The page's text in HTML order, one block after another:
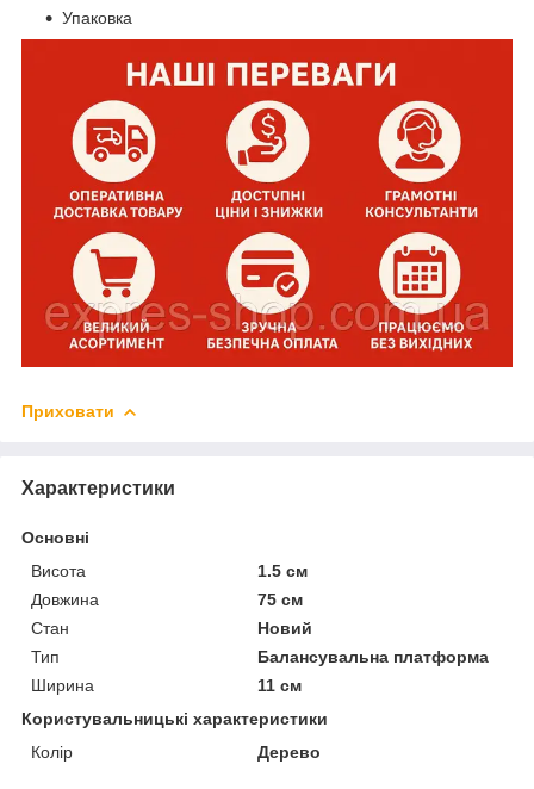
Упаковка
Приховати
Характеристики
Основні
Висота
1.5 см
Довжина
75 см
Стан
Новий
Тип
Балансувальна платформа
Ширина
11 см
Користувальницькі характеристики
Колір
Дерево